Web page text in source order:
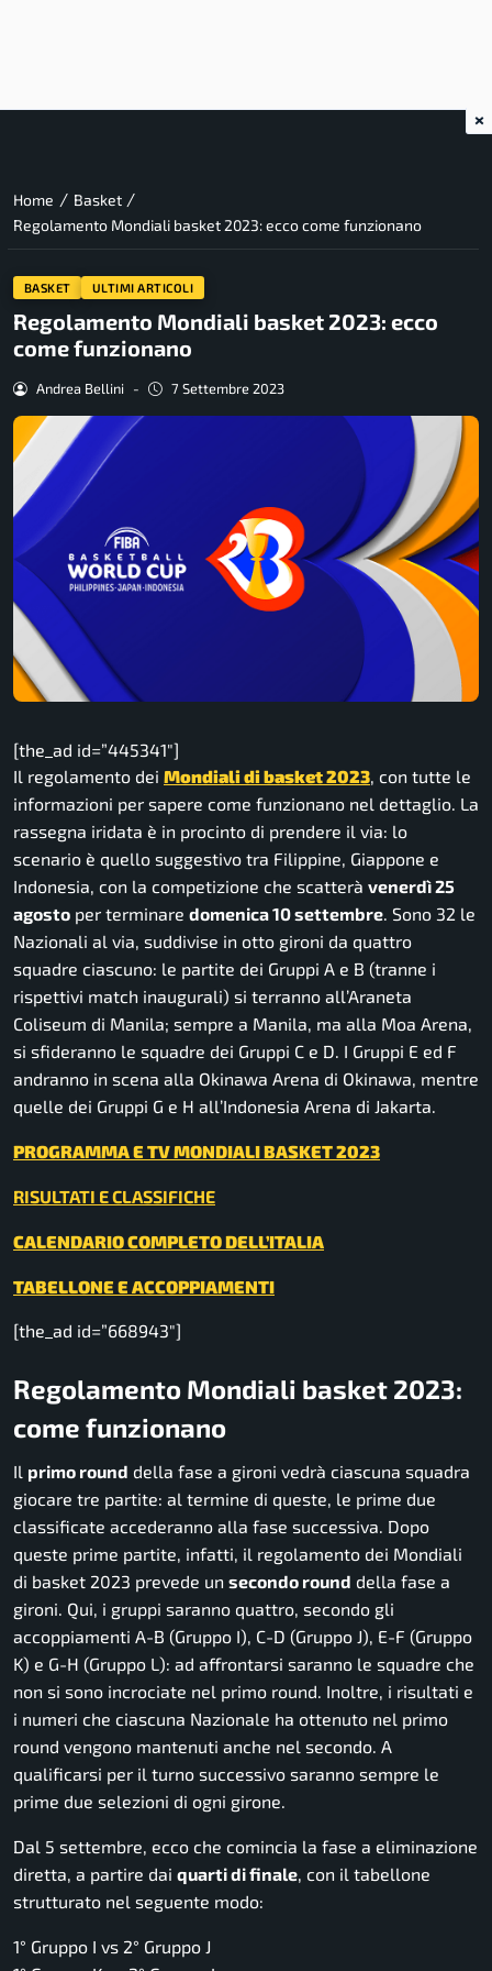
Home / Basket /
Regolamento Mondiali basket 2023: ecco come funzionano
BASKET ULTIMI ARTICOLI
Regolamento Mondiali basket 2023: ecco
come funzionano
Andrea Bellini - 7 Settembre 2023
[the_ad id=”445341″]
Il regolamento dei Mondiali di basket 2023, con tutte le
informazioni per sapere come funzionano nel dettaglio. La
rassegna iridata è in procinto di prendere il via: lo
scenario è quello suggestivo tra Filippine, Giappone e
Indonesia, con la competizione che scatterà venerdì 25
agosto per terminare domenica 10 settembre. Sono 32 le
Nazionali al via, suddivise in otto gironi da quattro
squadre ciascuno: le partite dei Gruppi A e B (tranne i
rispettivi match inaugurali) si terranno all’Araneta
Coliseum di Manila; sempre a Manila, ma alla Moa Arena,
si sfideranno le squadre dei Gruppi C e D. I Gruppi E ed F
andranno in scena alla Okinawa Arena di Okinawa, mentre
quelle dei Gruppi G e H all’Indonesia Arena di Jakarta.
PROGRAMMA E TV MONDIALI BASKET 2023
RISULTATI E CLASSIFICHE
CALENDARIO COMPLETO DELL’ITALIA
TABELLONE E ACCOPPIAMENTI
[the_ad id=”668943″]
Regolamento Mondiali basket 2023:
come funzionano
Il primo round della fase a gironi vedrà ciascuna squadra
giocare tre partite: al termine di queste, le prime due
classificate accederanno alla fase successiva. Dopo
queste prime partite, infatti, il regolamento dei Mondiali
di basket 2023 prevede un secondo round della fase a
gironi. Qui, i gruppi saranno quattro, secondo gli
accoppiamenti A-B (Gruppo I), C-D (Gruppo J), E-F (Gruppo
K) e G-H (Gruppo L): ad affrontarsi saranno le squadre che
non si sono incrociate nel primo round. Inoltre, i risultati e
i numeri che ciascuna Nazionale ha ottenuto nel primo
round vengono mantenuti anche nel secondo. A
qualificarsi per il turno successivo saranno sempre le
prime due selezioni di ogni girone.
Dal 5 settembre, ecco che comincia la fase a eliminazione
diretta, a partire dai quarti di finale , con il tabellone
strutturato nel seguente modo:
1° Gruppo I vs 2° Gruppo J
×